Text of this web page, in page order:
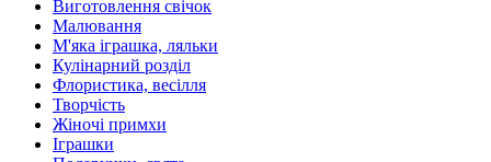
Виготовлення свічок
Малювання
М'яка іграшка, ляльки
Кулінарний розділ
Флористика, весілля
Творчість
Жіночі примхи
Іграшки